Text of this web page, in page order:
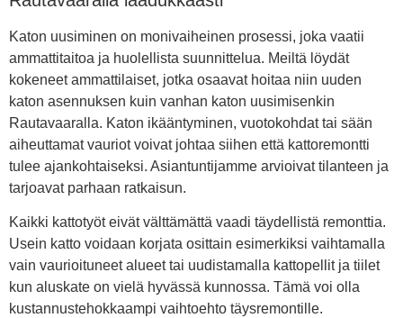
Katon uusiminen on monivaiheinen prosessi, joka vaatii
ammattitaitoa ja huolellista suunnittelua. Meiltä löydät
kokeneet ammattilaiset, jotka osaavat hoitaa niin uuden
katon asennuksen kuin vanhan katon uusimisenkin
Rautavaaralla. Katon ikääntyminen, vuotokohdat tai sään
aiheuttamat vauriot voivat johtaa siihen että kattoremontti
tulee ajankohtaiseksi. Asiantuntijamme arvioivat tilanteen ja
tarjoavat parhaan ratkaisun.
Kaikki kattotyöt eivät välttämättä vaadi täydellistä remonttia.
Usein katto voidaan korjata osittain esimerkiksi vaihtamalla
vain vaurioituneet alueet tai uudistamalla kattopellit ja tiilet
kun aluskate on vielä hyvässä kunnossa. Tämä voi olla
kustannustehokkaampi vaihtoehto täysremontille.